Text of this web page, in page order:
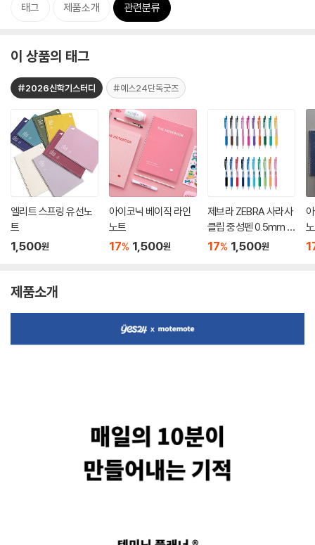
태그 제품소개 관련분류
이 상품의 태그
#2026신학기스터디 #예스24단독굿즈
엘리트 스프링 유선노
트
1,500원
아이코닉 베이직 라인
노트
17% 1,500원
제브라 ZEBRA 사라사
클립 중성펜 0.5mm S
ARASA CLIP
17% 1,500원
제품소개